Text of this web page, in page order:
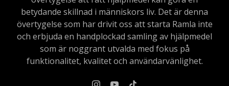
betydande skillnad i människors liv. Det är denna
övertygelse som har drivit oss att starta Ramla inte
och erbjuda en handplockad samling av hjälpmedel
som är noggrant utvalda med fokus på
funktionalitet, kvalitet och användarvänlighet.